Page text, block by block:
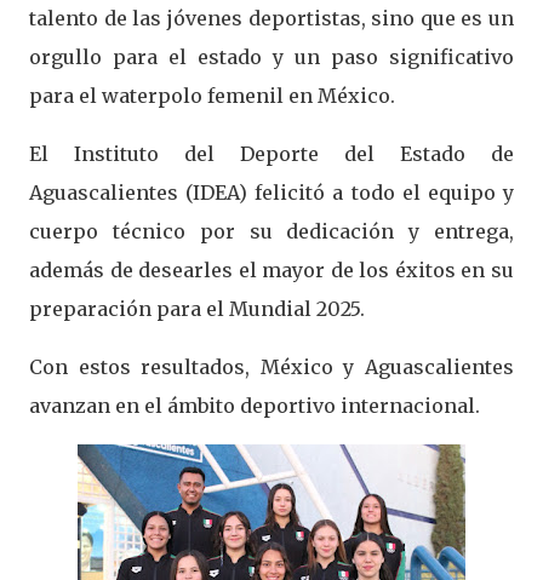
talento de las jóvenes deportistas, sino que es un
orgullo para el estado y un paso significativo
para el waterpolo femenil en México.
El Instituto del Deporte del Estado de
Aguascalientes (IDEA) felicitó a todo el equipo y
cuerpo técnico por su dedicación y entrega,
además de desearles el mayor de los éxitos en su
preparación para el Mundial 2025.
Con estos resultados, México y Aguascalientes
avanzan en el ámbito deportivo internacional.